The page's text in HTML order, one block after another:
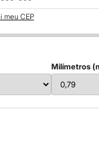
meu CEP
Milímetros